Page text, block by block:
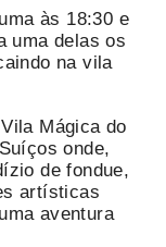
às 18:30 e
uma delas os
na vila
Mágica do
onde,
de fondue,
artísticas
aventura